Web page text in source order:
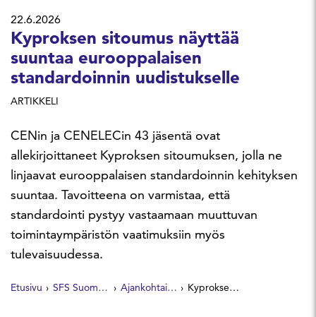
22.6.2026
Kyproksen sitoumus näyttää
suuntaa eurooppalaisen
standardoinnin uudistukselle
ARTIKKELI
CENin ja CENELECin 43 jäsentä ovat
allekirjoittaneet Kyproksen sitoumuksen, jolla ne
linjaavat eurooppalaisen standardoinnin kehityksen
suuntaa. Tavoitteena on varmistaa, että
standardointi pystyy vastaamaan muuttuvan
toimintaympäristön vaatimuksiin myös
tulevaisuudessa.
Etusivu SFS Suomen Standardit Ajankohtaista Kyproksen sitoumus näyttää suuntaa eurooppalaisen standardoinnin uudistukselle